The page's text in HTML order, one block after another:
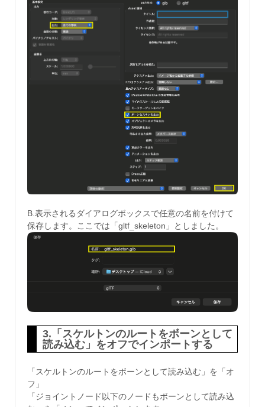
B.表示されるダイアログボックスで任意の名前を付けて
保存します。ここでは「gltf_skeleton」としました。
3.「スケルトンのルートをボーンとして
読み込む」をオフでインポートする
「スケルトンのルートをボーンとして読み込む」を「オ
フ」
「ジョイントノード以下のノードもボーンとして読み込